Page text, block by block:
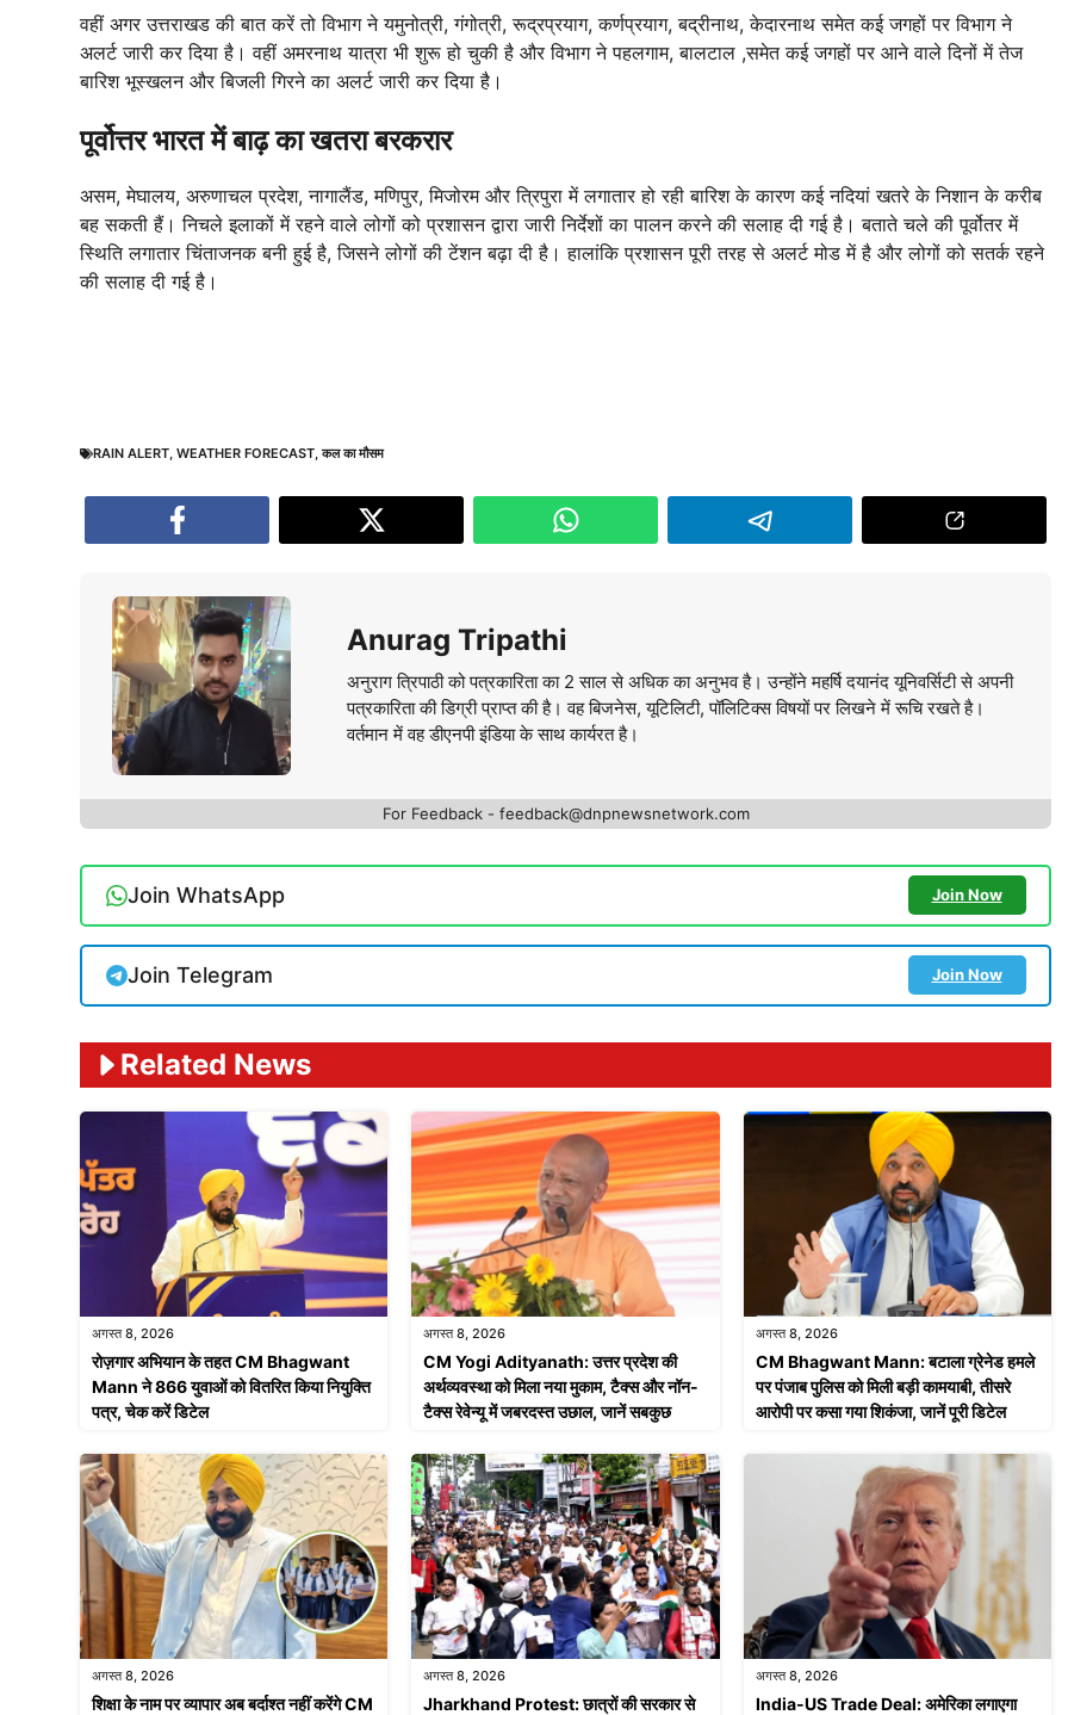
वहीं अगर उत्तराखड की बात करें तो विभाग ने यमुनोत्री, गंगोत्री, रूद्रप्रयाग, कर्णप्रयाग, बद्रीनाथ, केदारनाथ समेत कई जगहों पर विभाग ने
अलर्ट जारी कर दिया है। वहीं अमरनाथ यात्रा भी शुरू हो चुकी है और विभाग ने पहलगाम, बालटाल ,समेत कई जगहों पर आने वाले दिनों में तेज
बारिश भूस्खलन और बिजली गिरने का अलर्ट जारी कर दिया है।
पूर्वोत्तर भारत में बाढ़ का खतरा बरकरार
असम, मेघालय, अरुणाचल प्रदेश, नागालैंड, मणिपुर, मिजोरम और त्रिपुरा में लगातार हो रही बारिश के कारण कई नदियां खतरे के निशान के करीब
बह सकती हैं। निचले इलाकों में रहने वाले लोगों को प्रशासन द्वारा जारी निर्देशों का पालन करने की सलाह दी गई है। बताते चले की पूर्वोतर में
स्थिति लगातार चिंताजनक बनी हुई है, जिसने लोगों की टेंशन बढ़ा दी है। हालांकि प्रशासन पूरी तरह से अलर्ट मोड में है और लोगों को सतर्क रहने
की सलाह दी गई है।
RAIN ALERT, WEATHER FORECAST,कल का मौसम
Anurag Tripathi
अनुराग त्रिपाठी को पत्रकारिता का 2 साल से अधिक का अनुभव है। उन्होंने महर्षि दयानंद यूनिवर्सिटी से अपनी
पत्रकारिता की डिग्री प्राप्त की है। वह बिजनेस, यूटिलिटी, पॉलिटिक्स विषयों पर लिखने में रूचि रखते है।
वर्तमान में वह डीएनपी इंडिया के साथ कार्यरत है।
For Feedback - feedback@dnpnewsnetwork.com
Join WhatsApp Join Now
Join Telegram Join Now
Related News
अगस्त 8, 2026
रोज़गार अभियान के तहत CM Bhagwant
Mann ने 866 युवाओं को वितरित किया नियुक्ति
पत्र, चेक करें डिटेल
अगस्त 8, 2026
CM Yogi Adityanath: उत्तर प्रदेश की
अर्थव्यवस्था को मिला नया मुकाम, टैक्स और नॉन-
टैक्स रेवेन्यू में जबरदस्त उछाल, जानें सबकुछ
अगस्त 8, 2026
CM Bhagwant Mann: बटाला ग्रेनेड हमले
पर पंजाब पुलिस को मिली बड़ी कामयाबी, तीसरे
आरोपी पर कसा गया शिकंजा, जानें पूरी डिटेल
अगस्त 8, 2026
शिक्षा के नाम पर व्यापार अब बर्दाश्त नहीं करेंगे CM
अगस्त 8, 2026
Jharkhand Protest: छात्रों की सरकार से
अगस्त 8, 2026
India-US Trade Deal: अमेरिका लगाएगा